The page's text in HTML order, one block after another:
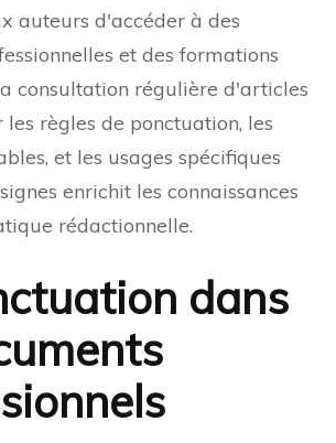
auteurs d'accéder à des
et des formations
consultation régulière d'articles
les règles de ponctuation, les
et les usages spécifiques
enrichit les connaissances
rédactionnelle.
dans